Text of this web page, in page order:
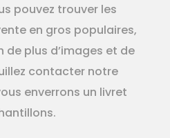
pouvez trouver les
en gros populaires,
de plus d’images et de
contacter notre
enverrons un livret